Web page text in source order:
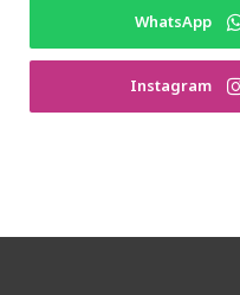
WhatsApp
Instagram